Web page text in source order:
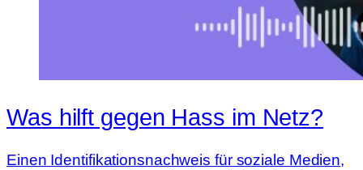
Was hilft gegen Hass im Netz?
Einen Identifikationsnachweis für soziale Medien,